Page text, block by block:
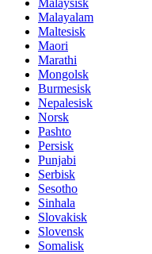
Malayalam
Maltesisk
Maori
Marathi
Mongolsk
Burmesisk
Nepalesisk
Norsk
Pashto
Persisk
Punjabi
Serbisk
Sesotho
Sinhala
Slovakisk
Slovensk
Somalisk